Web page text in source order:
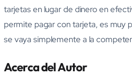
tarjetas en lugar de dinero en
permite pagar con tarjeta, es muy
se vaya simplemente a la
Acerca del Autor